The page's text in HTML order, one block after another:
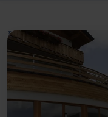
Hai un codice sconto?